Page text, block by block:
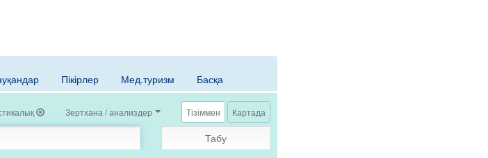
Пікірлер Мед.туризм Басқа
Зертхана / анализдер Сұрақ қою
Тізіммен Картада
Табу